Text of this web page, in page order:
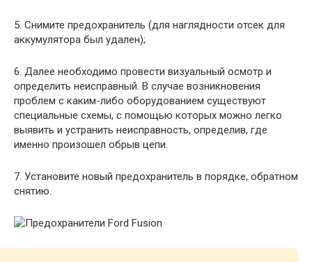
5. Снимите предохранитель (для наглядности отсек для
аккумулятора был удален);
6. Далее необходимо провести визуальный осмотр и
определить неисправный. В случае возникновения
проблем с каким-либо оборудованием существуют
специальные схемы, с помощью которых можно легко
выявить и устранить неисправность, определив, где
именно произошел обрыв цепи.
7. Установите новый предохранитель в порядке, обратном
снятию.